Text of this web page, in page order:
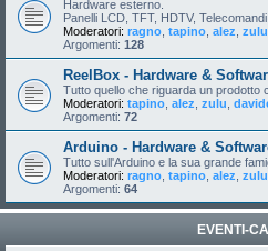
Hardware esterno.
Panelli LCD, TFT, HDTV,
Moderatori: ragno tapino alez zulu
Argomenti: 128
ReelBox - Hardware &
Tutto quello che riguarda un prodotto
Moderatori: tapino alez zulu
Argomenti: 72
Arduino - Hardware &
Tutto sull'Arduino e la sua grande
Moderatori: ragno tapino alez zulu
Argomenti: 64
EVENTI-